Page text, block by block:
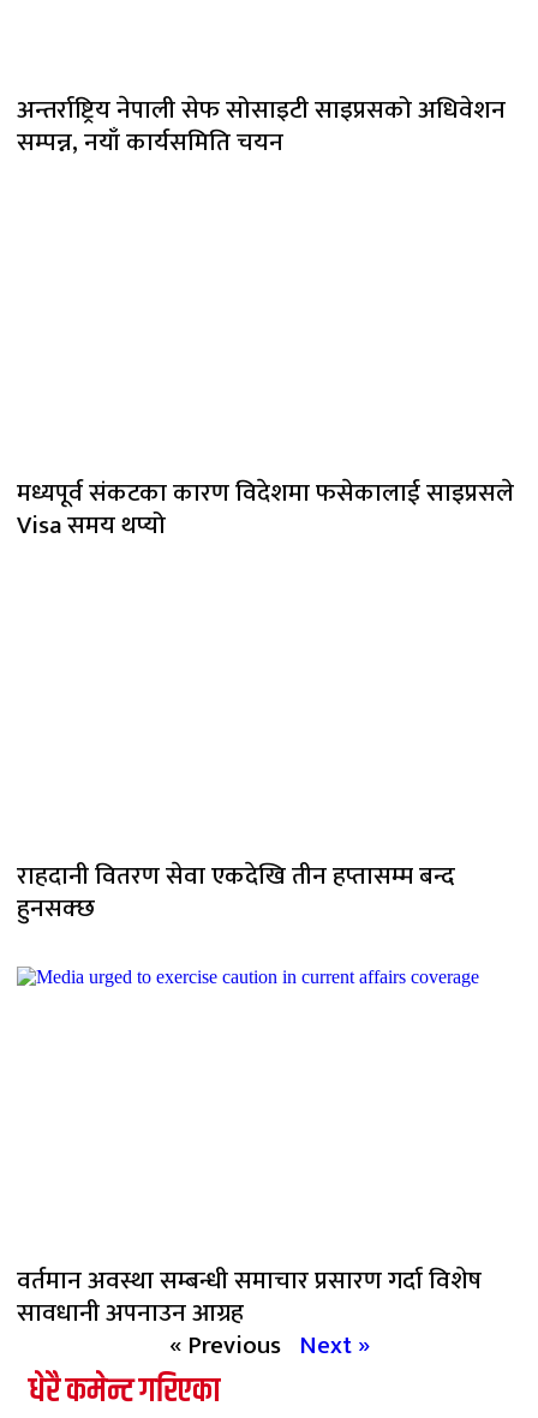
अन्तर्राष्ट्रिय नेपाली सेफ सोसाइटी साइप्रसको अधिवेशन
सम्पन्न, नयाँ कार्यसमिति चयन
मध्यपूर्व संकटका कारण विदेशमा फसेकालाई साइप्रसले
Visa समय थप्यो
राहदानी वितरण सेवा एकदेखि तीन हप्तासम्म बन्द
हुनसक्छ
वर्तमान अवस्था सम्बन्धी समाचार प्रसारण गर्दा विशेष
सावधानी अपनाउन आग्रह
« Previous Next »
धेरै कमेन्ट गरिएका